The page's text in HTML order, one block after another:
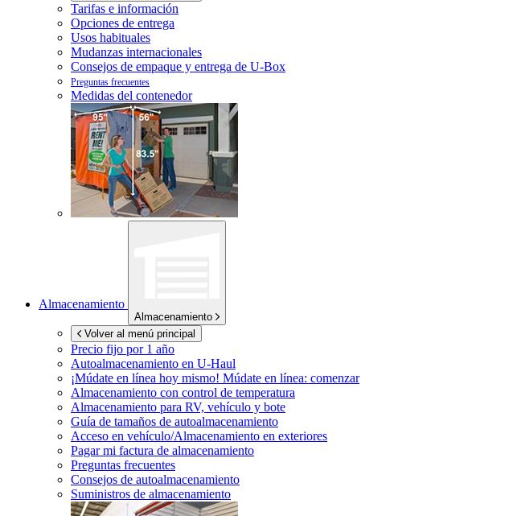
Tarifas e información
Opciones de entrega
Usos habituales
Mudanzas internacionales
Consejos de empaque y entrega de U-Box
Preguntas frecuentes
Medidas del contenedor
Almacenamiento
Almacenamiento
Volver al menú principal
Precio fijo por 1 año
Autoalmacenamiento en U-Haul
¡Múdate en línea hoy mismo! Múdate en línea: comenzar
Almacenamiento con control de temperatura
Almacenamiento para RV, vehículo y bote
Guía de tamaños de autoalmacenamiento
Acceso en vehículo/Almacenamiento en exteriores
Pagar mi factura de almacenamiento
Preguntas frecuentes
Consejos de autoalmacenamiento
Suministros de almacenamiento